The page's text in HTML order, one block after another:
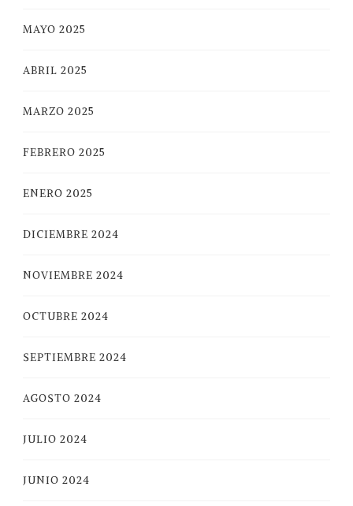
MAYO 2025
ABRIL 2025
MARZO 2025
FEBRERO 2025
ENERO 2025
DICIEMBRE 2024
NOVIEMBRE 2024
OCTUBRE 2024
SEPTIEMBRE 2024
AGOSTO 2024
JULIO 2024
JUNIO 2024